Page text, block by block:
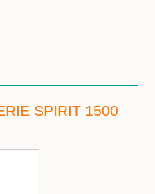
SPIRIT 1500